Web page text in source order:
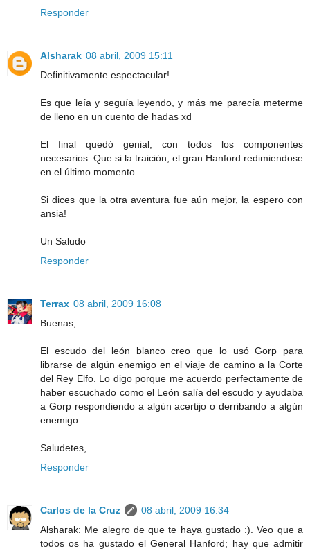
Responder
Alsharak 08 abril, 2009 15:11
Definitivamente espectacular!
Es que leía y seguía leyendo, y más me parecía meterme
de lleno en un cuento de hadas xd
El final quedó genial, con todos los componentes
necesarios. Que si la traición, el gran Hanford redimiendose
en el último momento...
Si dices que la otra aventura fue aún mejor, la espero con
ansia!
Un Saludo
Responder
Terrax 08 abril, 2009 16:08
Buenas,
El escudo del león blanco creo que lo usó Gorp para
librarse de algún enemigo en el viaje de camino a la Corte
del Rey Elfo. Lo digo porque me acuerdo perfectamente de
haber escuchado como el León salía del escudo y ayudaba
a Gorp respondiendo a algún acertijo o derribando a algún
enemigo.
Saludetes,
Responder
Carlos de la Cruz
08 abril, 2009 16:34
Alsharak: Me alegro de que te haya gustado :). Veo que a
todos os ha gustado el General Hanford; hay que admitir